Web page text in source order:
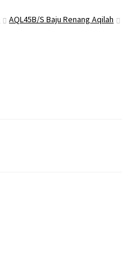
AQL45B/S Baju Renang Aqilah